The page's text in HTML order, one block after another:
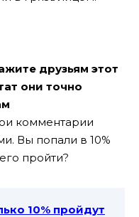
друзьям этот
они точно
комментарии
Вы попали в 10%
пройти?
10% пройдут